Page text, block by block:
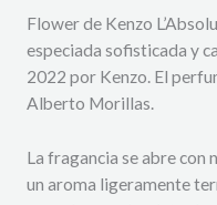
Flower de Kenzo
especiada sofisticada y
2022 por Kenzo. El
Alberto Morillas.
La fragancia se abre con
un aroma ligeramente